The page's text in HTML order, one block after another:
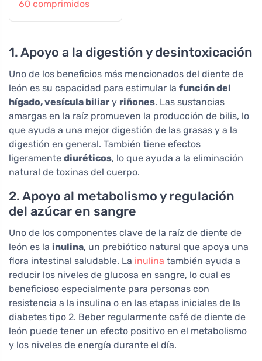
60 comprimidos
1. Apoyo a la digestión y desintoxicación
Uno de los beneficios más mencionados del diente de
león es su capacidad para estimular la función del
hígado, vesícula biliar y riñones. Las sustancias
amargas en la raíz promueven la producción de bilis, lo
que ayuda a una mejor digestión de las grasas y a la
digestión en general. También tiene efectos
ligeramente diuréticos, lo que ayuda a la eliminación
natural de toxinas del cuerpo.
2. Apoyo al metabolismo y regulación
del azúcar en sangre
Uno de los componentes clave de la raíz de diente de
león es la inulina, un prebiótico natural que apoya una
flora intestinal saludable. La inulina también ayuda a
reducir los niveles de glucosa en sangre, lo cual es
beneficioso especialmente para personas con
resistencia a la insulina o en las etapas iniciales de la
diabetes tipo 2. Beber regularmente café de diente de
león puede tener un efecto positivo en el metabolismo
y los niveles de energía durante el día.